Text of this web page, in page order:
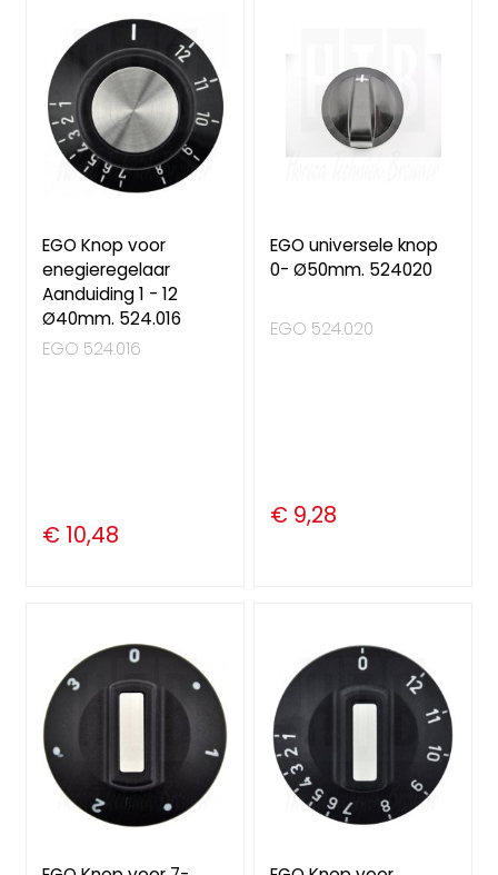
EGO Knop voor
enegieregelaar
Aanduiding 1 - 12
Ø40mm. 524.016
EGO 524.016
€ 10,48
EGO universele knop
0- Ø50mm. 524020
EGO 524.020
€ 9,28